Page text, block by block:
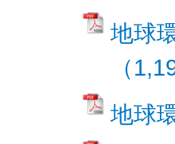
地球
（
地球